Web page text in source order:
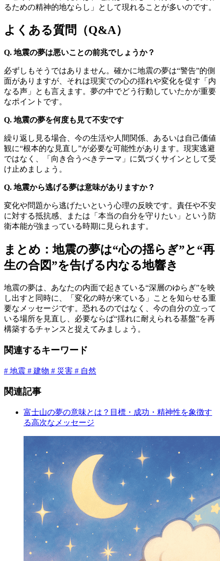
るための精神的地ならし」として現れることが多いのです。
よくある質問（Q&A）
Q. 地震の夢は悪いことの前兆でしょうか？
必ずしもそうではありません。確かに地震の夢は“警告”的側
面がありますが、それは現実での心の揺れや変化を促す「内
なる声」とも言えます。夢の中でどう行動していたかが重要
なポイントです。
Q. 地震の夢を何度も見て不安です
繰り返し見る場合、今の生活や人間関係、あるいは自己価値
観に“根本的な見直し”が必要な可能性があります。現実逃避
ではなく、「向き合うべきテーマ」に気づくサインとして受
け止めましょう。
Q. 地震から逃げる夢は意味がありますか？
変化や問題から逃げたいという心理の反映です。責任や不安
に対する抵抗感、または「本当の自分を守りたい」という防
衛本能が強まっている時期に見られます。
まとめ：地震の夢は“心の揺らぎ”と“再
生の合図”を告げる内なる地響き
地震の夢は、あなたの内面で起きている“深層のゆらぎ”を映
し出すと同時に、「変化の時が来ている」ことを知らせる重
要なメッセージです。恐れるのではなく、今の自分の立って
いる場所を見直し、必要ならば“揺れに耐えられる基盤”を再
構築するチャンスと捉えてみましょう。
関連するキーワード
# 地震 # 建物 # 災害 # 自然
関連記事
富士山の夢の意味とは？目標・成功・精神性を象徴す
る高次なメッセージ